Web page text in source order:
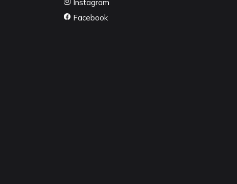
Instagram
Facebook